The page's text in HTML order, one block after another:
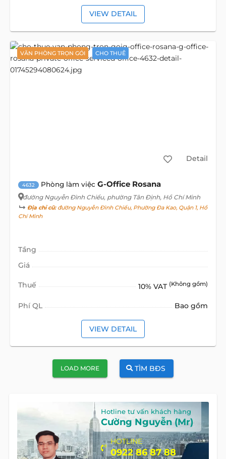
VIEW DETAIL
VĂN PHÒNG TRỌN GÓI CHO THUÊ
Detail
4632 Phòng làm việc G-Office Rosana
đường Nguyễn Đình Chiểu, phường Tân Định, Hồ Chí Minh
Địa chỉ cũ:đường Nguyễn Đình Chiểu, Phường Đa Kao, Quận 1, Hồ
Chí Minh
Tầng
Giá
Thuế 10% VAT (Không gồm)
Phí QL Bao gồm
VIEW DETAIL
LOAD MORE TÌM BĐS
Hotline tư vấn khách hàng
Cường Nguyễn (Mr)
HOTLINE
0922 86 87 88